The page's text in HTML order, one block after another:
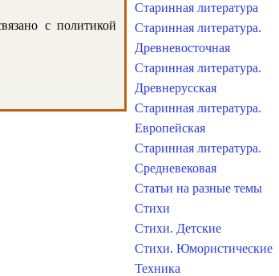
с политикой
Старинная литература
Старинная литература.
Древневосточная
Старинная литература.
Древнерусская
Старинная литература.
Европейская
Старинная литература.
Средневековая
Статьи на разные темы
Стихи
Стихи. Детские
Стихи. Юмористические
Техника